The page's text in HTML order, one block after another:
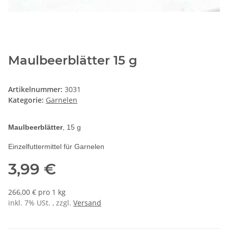
Maulbeerblätter 15 g
Artikelnummer: 3031
Kategorie: Garnelen
Maulbeerblätter, 15 g
Einzelfuttermittel für Garnelen
3,99 €
266,00 € pro 1 kg
inkl. 7% USt. , zzgl. Versand